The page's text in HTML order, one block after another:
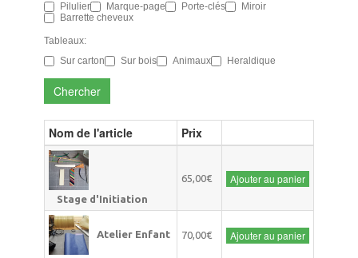
Pilulier
Marque-page Porte-clés
Miroir
Barrette cheveux
Tableaux:
Sur carton
Sur bois Animaux Heraldique
Chercher
Nom de l'article Prix
Stage d'Initiation
65,00€ Ajouter au panier
Atelier Enfant 70,00€ Ajouter au panier